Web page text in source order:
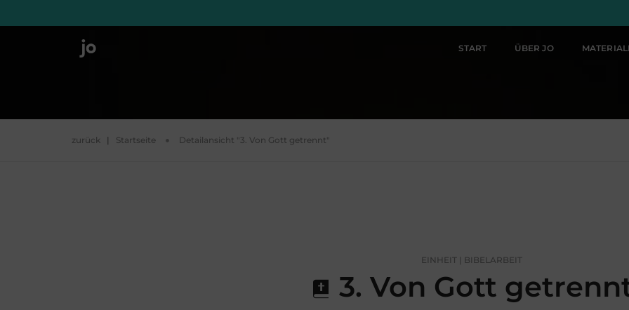
START ÜBER JO
zurück | Startseite Detailansicht "3. Von Gott getrennt"
EINHEIT | BIBELARBEIT
3. Von Gott